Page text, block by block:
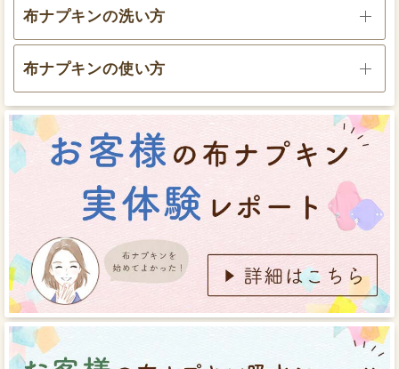
く感じています。肌が弱い私には一番合っている気がし
ます。
また3D立体はお洗濯がしやすいのもいいと思います。
洗い替えで追加購入も考えてます。
おすすめレベル：
★★★★★
じめじめした梅雨対策に、あたらしく発売された３Dナプ
キンを購入しました。
毎月の出血量は普通なので、生理１日から２日目でもこ
の昼用で日中十分に対応できました。
なにより部屋干しで乾くのがうれしいです！
世界基準GOTS認定オーガニックコットンを使用
直接肌に着けるので安心できる素材を使いたいという想
いから、生地にはとことんこだわりました。肌面には
GOTS認証の生地のみを使用しています。
ふわふわで気持ちのいい着け心地
布ナプキンの洗い方
使用前は折りたたんでポーチに入れて。使用後は折り
たたんで、ジップロックのような密閉できる容器に入
れておきます。
使用後交換する時に、汚れた部分にアルカリウォッシ
ュを溶かした水をかけておくと、汚れが落ちやすくな
ります。
布ナプキンの使い方
股部分が広くてフィット感のある下着を使います。
白いふわふわしている面を上にして下着の股部分に乗
せます。